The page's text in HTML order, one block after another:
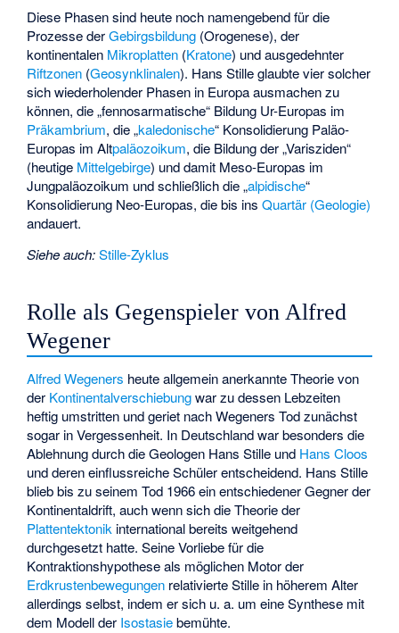
Diese Phasen sind heute noch namengebend für die
Prozesse derGebirgsbildung (Orogenese), der
kontinentalen Mikroplatten (Kratone) und ausgedehnter
Riftzonen (Geosynklinalen). Hans Stille glaubte vier solcher
sich wiederholender Phasen in Europa ausmachen zu
können, die „fennosarmatische“ Bildung Ur-Europas im
Präkambrium, die „kaledonische“ Konsolidierung Paläo-
Europas im Altpaläozoikum, die Bildung der „Varisziden“
(heutige Mittelgebirge) und damit Meso-Europas im
Jungpaläozoikum und schließlich die „alpidische“
Konsolidierung Neo-Europas, die bis insQuartär (Geologie)
andauert.
Siehe auch: Stille-Zyklus
Rolle als Gegenspieler von Alfred
Wegener
Alfred Wegeners heute allgemein anerkannte Theorie von
der Kontinentalverschiebungwar zu dessen Lebzeiten
heftig umstritten und geriet nach Wegeners Tod zunächst
sogar in Vergessenheit. In Deutschland war besonders die
Ablehnung durch die Geologen Hans Stille und Hans Cloos
und deren einflussreiche Schüler entscheidend. Hans Stille
blieb bis zu seinem Tod 1966 ein entschiedener Gegner der
Kontinentaldrift, auch wenn sich die Theorie der
Plattentektonik international bereits weitgehend
durchgesetzt hatte. Seine Vorliebe für die
Kontraktionshypothese als möglichen Motor der
Erdkrustenbewegungen relativierte Stille in höherem Alter
allerdings selbst, indem er sich u. a. um eine Synthese mit
dem Modell der Isostasiebemühte.